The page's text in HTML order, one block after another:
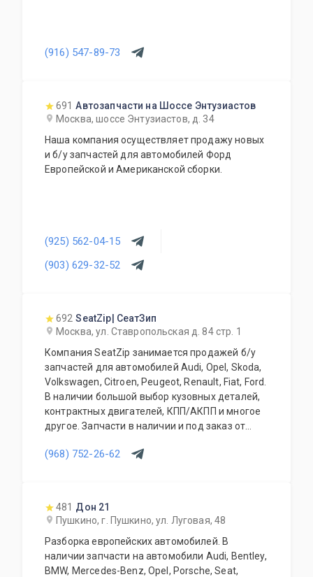
(916) 547-89-73
691 Автозапчасти на Шоссе Энтузиастов
Москва, шоссе Энтузиастов, д. 34
Наша компания осуществляет продажу новых
и б/у запчастей для автомобилей Форд
Европейской и Американской сборки.
(925) 562-04-15
(903) 629-32-52
692 SeatZip| СеатЗип
Москва, ул. Ставропольская д. 84 стр. 1
Компания SeatZip занимается продажей б/у
запчастей для автомобилей Audi, Opel, Skoda,
Volkswagen, Citroen, Peugeot, Renault, Fiat, Ford.
В наличии большой выбор кузовных деталей,
контрактных двигателей, КПП/АКПП и многое
другое. Запчасти в наличии и под заказ от
(968) 752-26-62
481 Дон 21
Пушкино, г. Пушкино, ул. Луговая, 48
Разборка европейских автомобилей. В
наличии запчасти на автомобили Audi, Bentley,
BMW, Mercedes-Benz, Opel, Porsche, Seat,